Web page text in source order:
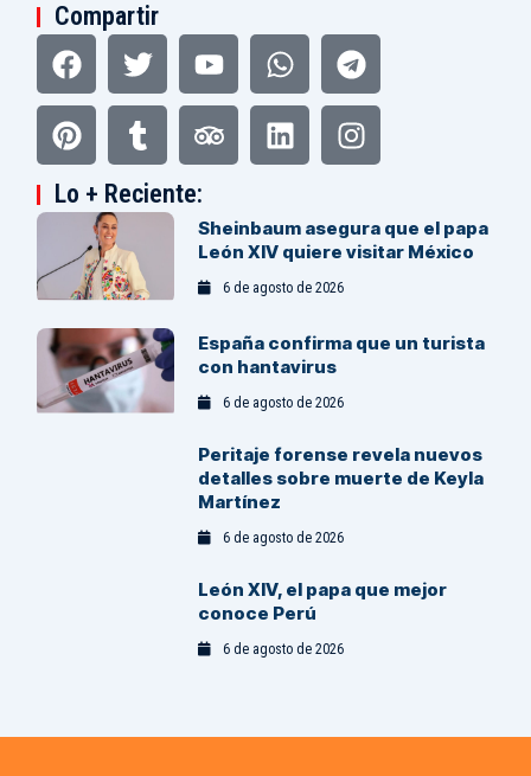
Compartir
Facebook
TwitterYoutubeWhatsappTelegram
Pinterest
TumblrTripadvisor
LinkedinInstagram
Lo + Reciente:
Sheinbaum asegura que el papa
León XIV quiere visitar México
6 de agosto de 2026
España confirma que un turista
con hantavirus
6 de agosto de 2026
Peritaje forense revela nuevos
detalles sobre muerte de Keyla
Martínez
6 de agosto de 2026
León XIV, el papa que mejor
conoce Perú
6 de agosto de 2026